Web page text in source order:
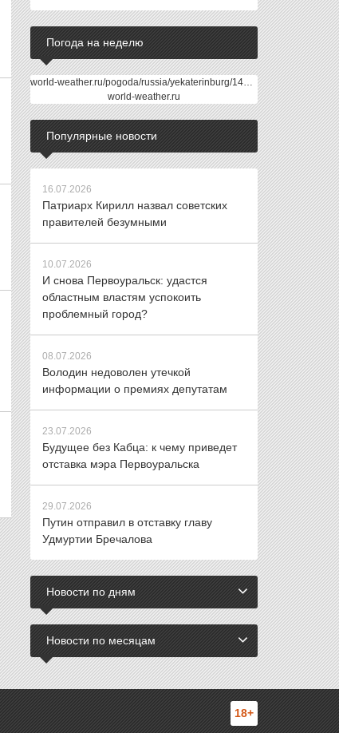
Погода на неделю
world-weather.ru/pogoda/russia/yekaterinburg/14days/
world-weather.ru
Популярные новости
16.07.2026
Патриарх Кирилл назвал советских
правителей безумными
10.07.2026
И снова Первоуральск: удастся
областным властям успокоить
проблемный город?
08.07.2026
Володин недоволен утечкой
информации о премиях депутатам
23.07.2026
Будущее без Кабца: к чему приведет
отставка мэра Первоуральска
29.07.2026
Путин отправил в отставку главу
Удмуртии Бречалова
Новости по дням
Новости по месяцам
18+